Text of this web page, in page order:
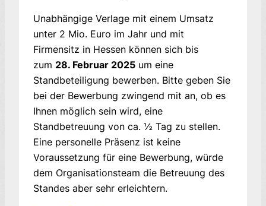
Unabhängige Verlage mit einem Umsatz
unter 2 Mio. Euro im Jahr und mit
Firmensitz in Hessen können sich bis
zum 28. Februar 2025 um eine
Standbeteiligung bewerben. Bitte geben Sie
bei der Bewerbung zwingend mit an, ob es
Ihnen möglich sein wird, eine
Standbetreuung von ca. ½ Tag zu stellen.
Eine personelle Präsenz ist keine
Voraussetzung für eine Bewerbung, würde
dem Organisationsteam die Betreuung des
Standes aber sehr erleichtern.